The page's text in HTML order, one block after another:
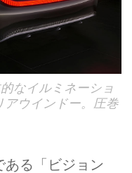
なイルミネーショ
アウインドー。圧巻
ある「ビジョン